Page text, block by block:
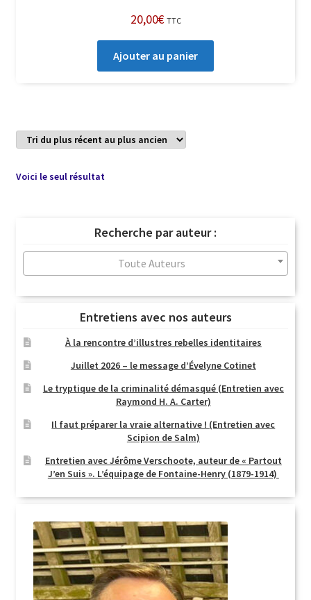
20,00€ TTC
Ajouter au panier
Voici le seul résultat
Recherche par auteur :
Toute Auteurs
Entretiens avec nos auteurs
À la rencontre d’illustres rebelles identitaires
Juillet 2026 – le message d’Évelyne Cotinet
Le tryptique de la criminalité démasqué (Entretien avec
Raymond H. A. Carter)
Il faut préparer la vraie alternative ! (Entretien avec
Scipion de Salm)
Entretien avec Jérôme Verschoote, auteur de « Partout
J’en Suis ». L’équipage de Fontaine-Henry (1879-1914)